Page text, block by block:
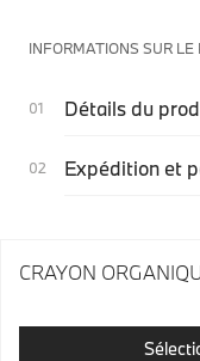
INFORMATIONS SUR LE
Détails du
Expédition et
CRAYON